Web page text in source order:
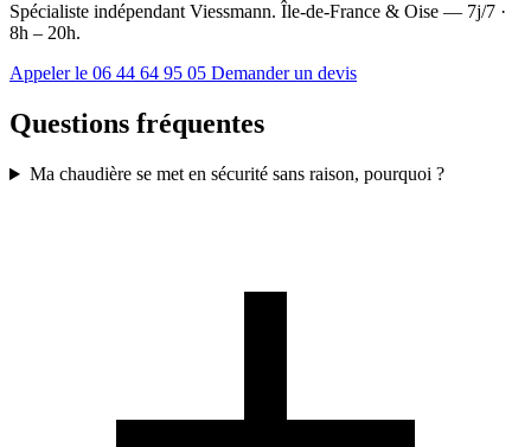
Spécialiste indépendant Viessmann. Île-de-France & Oise — 7j/7 ·
8h – 20h.
Appeler le 06 44 64 95 05 Demander un devis
Questions fréquentes
Ma chaudière se met en sécurité sans raison, pourquoi ?